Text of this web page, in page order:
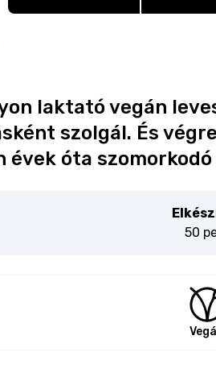
laktató vegán
szolgál. És
évek óta
50